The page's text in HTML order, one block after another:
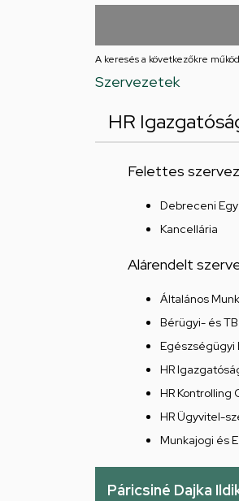
feladatellátási
A keresés a következőkre
Szervezetek
HR
Felettes
Debreceni
Kancellária
Alárendelt
Általános
Bérügyi- és
Egészségügyi
HR
HR Kontrolling
HR Ügyvitel-
Munkajogi és
Páricsiné Dajka